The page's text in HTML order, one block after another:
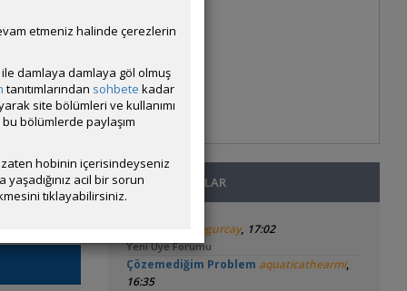
SON MESAJLAR
ogurcay, 17:02
Yeni Üye Forumu
Çözemediğim Problem aquaticathearmi,
16:35
etmeniz halinde çerezlerin
ile damlaya damlaya göl olmuş
tanıtımlarından sohbete kadar
site bölümleri ve kullanımı
bölümlerde paylaşım
hobinin içerisindeyseniz
acil bir sorun
tıklayabilirsiniz.